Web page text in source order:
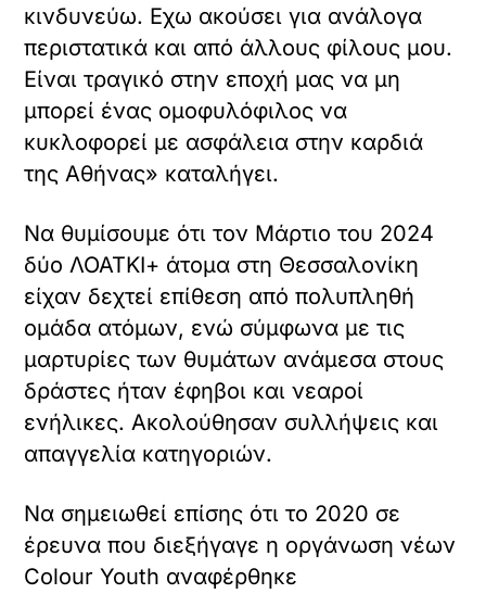
κινδυνεύω. Εχω ακούσει για ανάλογα
περιστατικά και από άλλους φίλους μου.
Είναι τραγικό στην εποχή μας να μη
μπορεί ένας ομοφυλόφιλος να
κυκλοφορεί με ασφάλεια στην καρδιά
της Αθήνας» καταλήγει.
Να θυμίσουμε ότι τον Μάρτιο του 2024
δύο ΛΟΑΤΚΙ+ άτομα στη Θεσσαλονίκη
είχαν δεχτεί επίθεση από πολυπληθή
ομάδα ατόμων, ενώ σύμφωνα με τις
μαρτυρίες των θυμάτων ανάμεσα στους
δράστες ήταν έφηβοι και νεαροί
ενήλικες. Ακολούθησαν συλλήψεις και
απαγγελία κατηγοριών.
Να σημειωθεί επίσης ότι το 2020 σε
έρευνα που διεξήγαγε η οργάνωση νέων
Colour Youth αναφέρθηκε